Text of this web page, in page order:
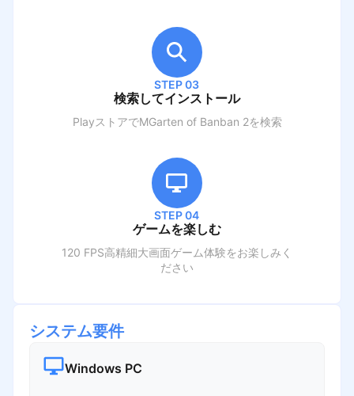
STEP 03
検索してインストール
PlayストアでMGarten of Banban 2を検索
STEP 04
ゲームを楽しむ
120 FPS高精細大画面ゲーム体験をお楽しみく
ださい
システム要件
Windows PC